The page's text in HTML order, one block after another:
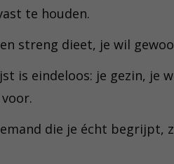
te houden.
streng dieet, je wil
is eindeloos: je gezin, je
die je écht begrijpt,